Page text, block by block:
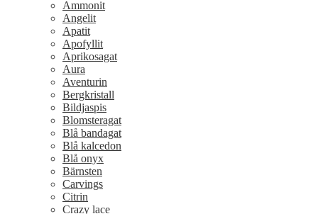
Ammonit
Angelit
Apatit
Apofyllit
Aprikosagat
Aura
Aventurin
Bergkristall
Bildjaspis
Blomsteragat
Blå bandagat
Blå kalcedon
Blå onyx
Bärnsten
Carvings
Citrin
Crazy lace